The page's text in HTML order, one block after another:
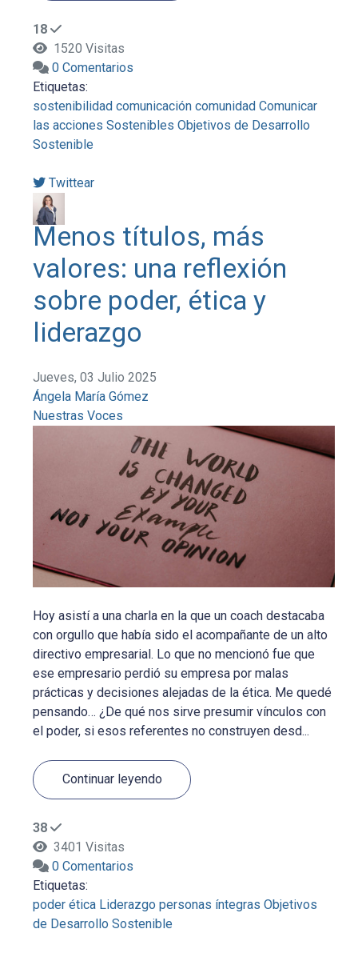
18
1520 Visitas
0 Comentarios
Etiquetas:
sostenibilidad comunicación comunidad Comunicar
las acciones Sostenibles Objetivos de Desarrollo
Sostenible
Twittear
Menos títulos, más
valores: una reflexión
sobre poder, ética y
liderazgo
Jueves, 03 Julio 2025
Ángela María Gómez
Nuestras Voces
Hoy asistí a una charla en la que un coach destacaba
con orgullo que había sido el acompañante de un alto
directivo empresarial. Lo que no mencionó fue que
ese empresario perdió su empresa por malas
prácticas y decisiones alejadas de la ética. Me quedé
pensando… ¿De qué nos sirve presumir vínculos con
el poder, si esos referentes no construyen desd...
Continuar leyendo
38
3401 Visitas
0 Comentarios
Etiquetas:
poder ética Liderazgo personas íntegras Objetivos
de Desarrollo Sostenible